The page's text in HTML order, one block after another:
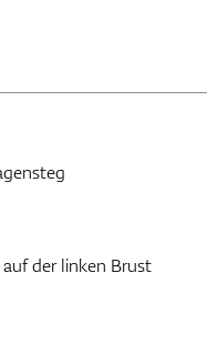
der linken Brust